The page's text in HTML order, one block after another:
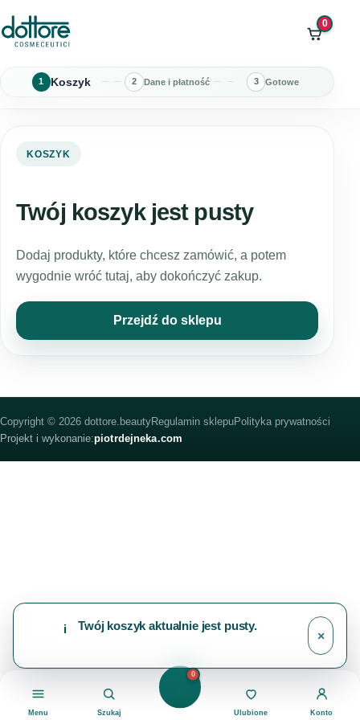
1 Koszyk 2 Dane i płatność 3 Gotowe
0
Menu Szukaj
0
Ulubione Konto
KOSZYK
Twój koszyk jest pusty
Dodaj produkty, które chcesz zamówić, a potem
wygodnie wróć tutaj, aby dokończyć zakup.
Przejdź do sklepu
Copyright © 2026 dottore.beautyRegulamin sklepuPolityka prywatności
Projekt i wykonanie:piotrdejneka.com
i Twój koszyk aktualnie jest pusty.
×